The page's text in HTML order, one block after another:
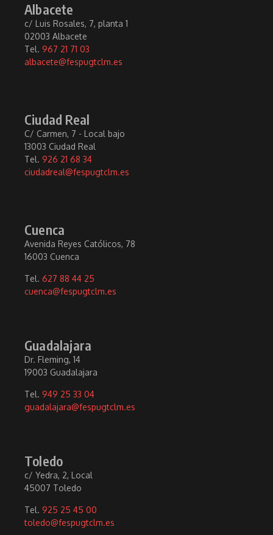
Albacete
c/ Luis Rosales, 7, planta 1
02003 Albacete
Tel. 967 21 71 03
albacete@fespugtclm.es
Ciudad Real
C/ Carmen, 7 - Local bajo
13003 Ciudad Real
Tel. 926 21 68 34
ciudadreal@fespugtclm.es
Cuenca
Avenida Reyes Católicos, 78
16003 Cuenca
Tel. 627 88 44 25
cuenca@fespugtclm.es
Guadalajara
Dr. Fleming, 14
19003 Guadalajara
Tel. 949 25 33 04
guadalajara@fespugtclm.es
Toledo
c/ Yedra, 2, Local
45007 Toledo
Tel. 925 25 45 00
toledo@fespugtclm.es